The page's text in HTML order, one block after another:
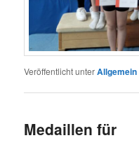
Veröffentlicht unterAllgemein
Medaillen für